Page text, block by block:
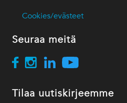
Cookies/evästeet
Seuraa meitä
Tilaa uutiskirjeemme